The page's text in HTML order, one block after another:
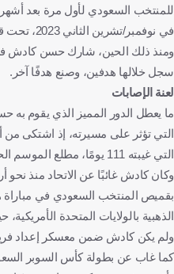
للمنتخب السعودي لأول مرة بعد أشهر
في نوفمبر/تشرين الثاني 2023، تحت قيادة المدرب الإيطالي روبرتو مانشيني.
سجل خلالها هدفين، وصنع هدفًا آخر.
لعنة الإصابات
ما يعطل الدور المميز الذي يقوم به
التي تؤثر على مسيرته، إذ اشتكى من
التي غيبته 111 يومًا، مطلع الموسم الحالي، قبل العودة للتدريبات.
وكان كادش غائبًا عن الاتحاد منذ نحو
بقميص المنتخب السعودي في
الذهبية بالولايات المتحدة
ولم يكن كادش ضمن معسكر إعداد
كما غاب عن بطولة كأس السوبر